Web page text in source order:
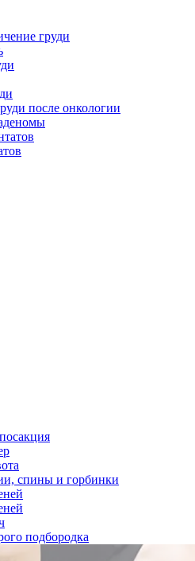
груди
после онкологии
спины и горбинки
подбородка